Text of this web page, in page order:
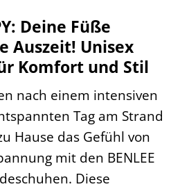
Deine Füße
Auszeit! Unisex
Komfort und Stil
nach einem intensiven
Tag am Strand
Hause das Gefühl von
mit den BENLEE
Diese